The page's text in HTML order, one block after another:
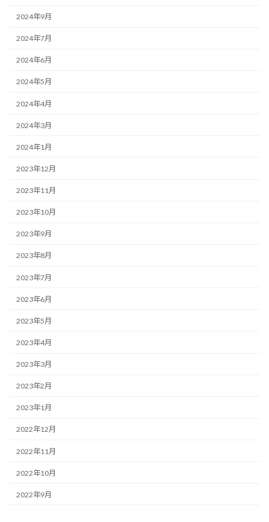
2024年9月
2024年7月
2024年6月
2024年5月
2024年4月
2024年3月
2024年1月
2023年12月
2023年11月
2023年10月
2023年9月
2023年8月
2023年7月
2023年6月
2023年5月
2023年4月
2023年3月
2023年2月
2023年1月
2022年12月
2022年11月
2022年10月
2022年9月